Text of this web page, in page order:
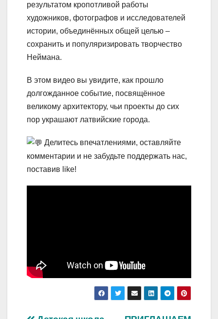
результатом кропотливой работы
художников, фотографов и исследователей
истории, объединённых общей целью –
сохранить и популяризировать творчество
Неймана.
В этом видео вы увидите, как прошло
долгожданное событие, посвящённое
великому архитектору, чьи проекты до сих
пор украшают латвийские города.
Делитесь впечатлениями, оставляйте
комментарии и не забудьте поддержать нас,
поставив like!